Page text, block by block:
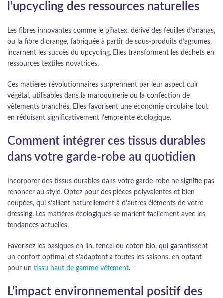
l’upcycling des ressources naturelles
Les fibres innovantes comme le piñatex, dérivé des feuilles d’ananas,
ou la fibre d’orange, fabriquée à partir de sous-produits d’agrumes,
incarnent les succès du upcycling. Elles transforment les déchets en
ressources textiles novatrices.
Ces matières révolutionnaires surprennent par leur aspect cuir
végétal, utilisables dans la maroquinerie ou la confection de
vêtements branchés. Elles favorisent une économie circulaire tout
en réduisant significativement l’empreinte écologique.
Comment intégrer ces tissus durables
dans votre garde-robe au quotidien
Incorporer des tissus durables dans votre garde-robe ne signifie pas
renoncer au style. Optez pour des pièces polyvalentes et bien
coupées, qui s’allient naturellement à d’autres éléments de votre
dressing. Les matières écologiques se marient facilement avec les
tendances actuelles.
Favorisez les basiques en lin, tencel ou coton bio, qui garantissent
un confort optimal et s’adaptent à toutes les saisons, en optant
pour un tissu haut de gamme vêtement.
L’impact environnemental positif des